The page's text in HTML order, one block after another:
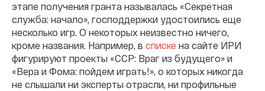
этапе получения гранта называлась «Секретная
служба: начало», господдержки удостоились еще
несколько игр. О некоторых неизвестно ничего,
кроме названия. Например, в списке на сайте ИРИ
фигурируют проекты «ССР: Враг из будущего» и
«Вера и Фома: пойдем играть!», о которых никогда
не слышали ни эксперты отрасли, ни профильные